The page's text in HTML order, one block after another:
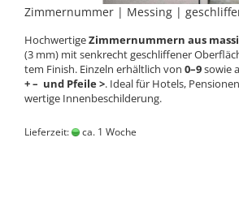
Zim­mer­num­mer | Mes­sing |
Hoch­wer­ti­geZim­mer­num­mern aus
(3 mm) mit senk­recht ge­schlif­fe­ner
tem Fi­nish. Ein­zeln er­hält­lich von 0–9sowie
+ – und Pfei­le >. Ideal für Ho­tels,
wer­ti­ge In­nen­be­schil­de­rung.
Lieferzeit: ca. 1 Woche